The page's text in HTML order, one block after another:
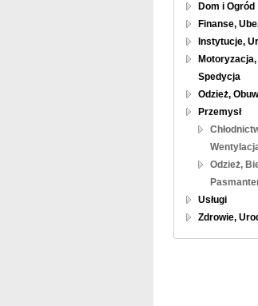
Dom i Ogród
Finanse,
Instytucje,
Spedycja
Odzież,
Przemysł
Odzież,
Usługi
Zdrowie,